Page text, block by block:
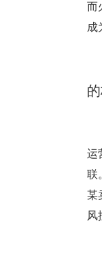
而
成
运
联
某
风